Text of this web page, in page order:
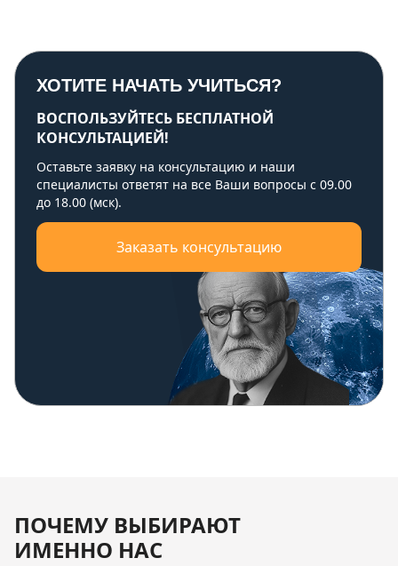
ХОТИТЕ НАЧАТЬ УЧИТЬСЯ?
ВОСПОЛЬЗУЙТЕСЬ БЕСПЛАТНОЙ
КОНСУЛЬТАЦИЕЙ!
Оставьте заявку на консультацию и наши
специалисты ответят на все Ваши вопросы с 09.00
до 18.00 (мск).
Заказать консультацию
ПОЧЕМУ ВЫБИРАЮТ
ИМЕННО НАС